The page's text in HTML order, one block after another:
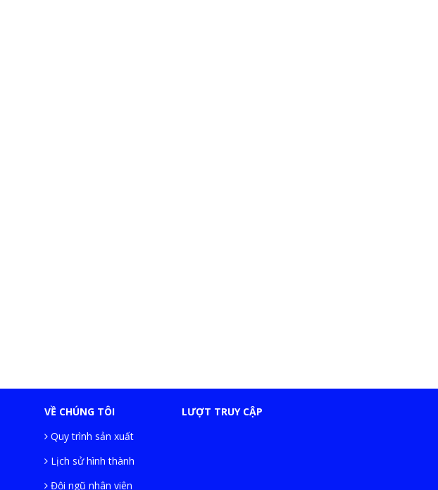
VỀ CHÚNG TÔI
Quy trình sản xuất
Lịch sử hình thành
Đội ngũ nhân viên
LƯỢT TRUY CẬP